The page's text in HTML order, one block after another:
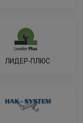
ЛИДЕР-ПЛЮС